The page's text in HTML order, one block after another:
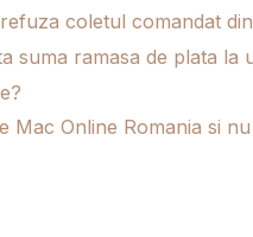
coletul comandat
suma ramasa de plata
Mac Online Romania si